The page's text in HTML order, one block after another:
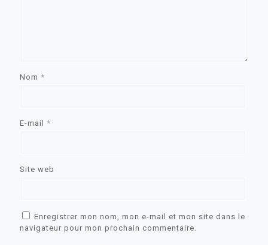
Nom *
E-mail *
Site web
Enregistrer mon nom, mon e-mail et mon site dans le
navigateur pour mon prochain commentaire.